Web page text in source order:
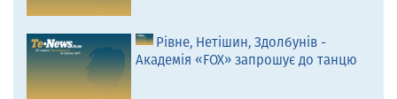
Рівне, Нетішин, Здолбунів -
Академія «FOX» запрошує до танцю